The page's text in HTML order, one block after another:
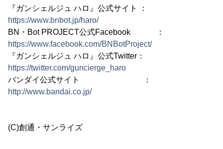
『ガンシェルジュ ハロ』公式サイト ：
https://www.bnbot.jp/haro/
BN・Bot PROJECT公式Facebook ：
https://www.facebook.com/BNBotProject/
『ガンシェルジュ ハロ』公式Twitter：
https://twitter.com/guncierge_haro
バンダイ公式サイト ：
http://www.bandai.co.jp/
(C)創通・サンライズ